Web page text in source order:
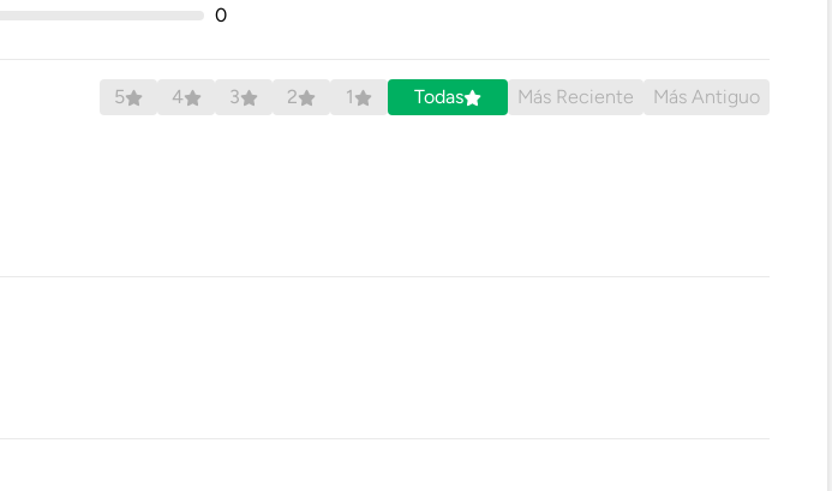
0
5 4 3 2 1 Todas Más Reciente Más Antiguo